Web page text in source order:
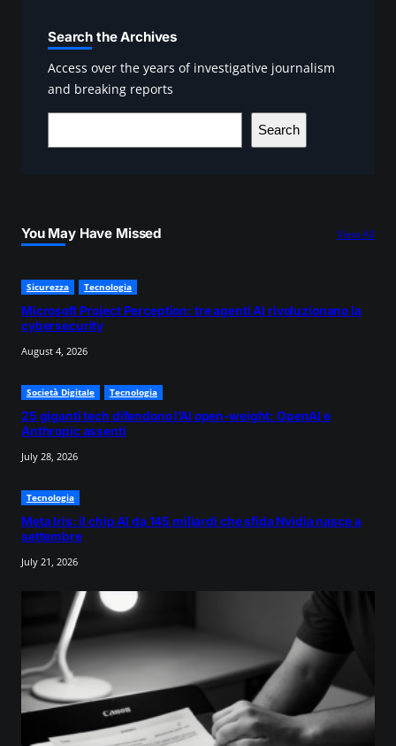
Search the Archives
Access over the years of investigative journalism
and breaking reports
e
h
Search
You May Have Missed View All
Sicurezza Tecnologia
Microsoft Project Perception: tre agenti AI rivoluzionano la
cybersecurity
August 4, 2026
Società Digitale Tecnologia
25 giganti tech difendono l’AI open-weight: OpenAI e
Anthropic assenti
July 28, 2026
Tecnologia
Meta Iris: il chip AI da 145 miliardi che sfida Nvidia nasce a
settembre
July 21, 2026